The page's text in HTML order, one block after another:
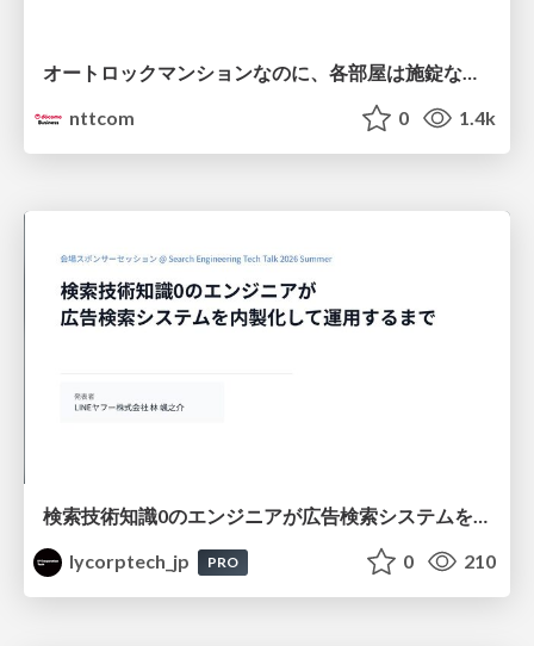
nttcom
0 1.4k
検索技術知識0のエンジニアが広告検索システムを内製化して運用するまで
lycorptech_jp
PRO 0 210